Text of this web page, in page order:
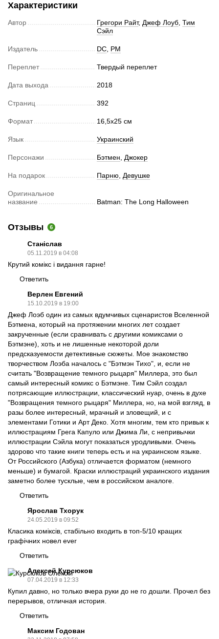
Характеристики
Автор Грегори Райт, Джеф Лоуб, Тим
Сэйл
Издатель DC, РМ
Переплет Твердый переплет
Дата выхода 2018
Страниц 392
Формат 16,5х25 см
Язык Украинский
Персонажи Бэтмен, Джокер
На подарок Парню, Девушке
Оригинальное
название
Batman: The Long Halloween
Отзывы 6
Станіслав
05.11.2019 в 04:08
Крутий комікс і видання гарне!
Ответить
Верлен Евгений
15.10.2019 в 19:00
Джеф Лоэб один из самых вдумчивых сценаристов Вселенной
Бэтмена, который на протяжении многих лет создает
закрученные (если сравнивать с другими комиксами о
Бэтмэне), хоть и не лишенные некоторой доли
предсказуемости детективные сюжеты. Мое знакомство
творчеством Лоэба началось с "Бэтмэн Тихо", и, если не
считать "Возвращение темного рыцаря" Миллера, это был
самый интересный комикс о Бэтмэне. Тим Сэйл создал
потрясающие иллюстрации, классический нуар, очень в духе
"Возвращения темного рыцаря" Миллера, но, на мой взгляд, в
разы более интересный, мрачный и зловещий, и с
элементами Готики и Арт Деко. Хотя многим, тем кто привык к
иллюстрациям Грега Капуло или Джима Ли, с непривычки
иллюстрации Сэйла могут показаться уродливыми. Очень
здорово что такие книги теперь есть и на украинском языке.
От Российского (Азбука) отличается форматом (немного
меньше) и бумагой. Краски иллюстраций украинского издания
заметно более тусклые, чем в российском аналоге.
Ответить
Ярослав Тхорук
24.05.2019 в 09:52
Класика коміксів, стабільно входить в топ-5/10 кращих
графічних новел ever
Ответить
Алексей Курсюков
07.04.2019 в 12:33
Купил давно, но только вчера руки до не го дошли. Прочел без
перерывов, отличная история.
Ответить
Максим Годован